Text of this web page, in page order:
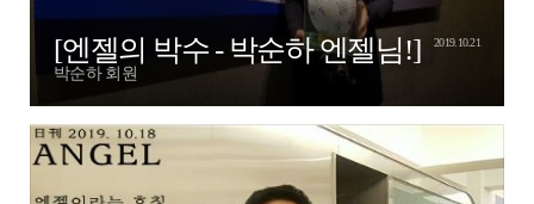
[엔젤의 박수 - 박순하 엔젤님!]
박순하 회원
2019.10.21